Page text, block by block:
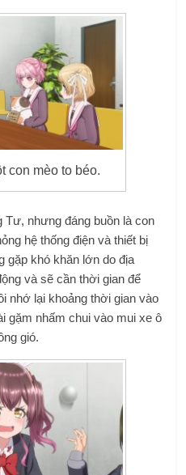
con mèo to béo.
Tư, nhưng đáng buồn là con
hệ thống điện và thiết bị
gặp khó khăn lớn do địa
và sẽ cần thời gian để
nhớ lại khoảng thời gian vào
gặm nhấm chui vào mui xe ô
gió.